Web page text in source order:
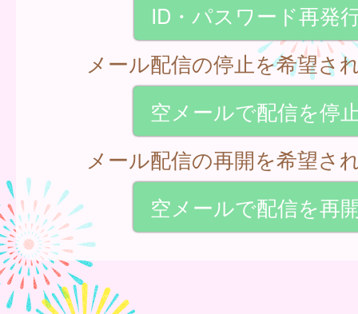
ID・パスワード再発
メール配信の停止を希望さ
空メールで配信を停
メール配信の再開を希望さ
空メールで配信を再